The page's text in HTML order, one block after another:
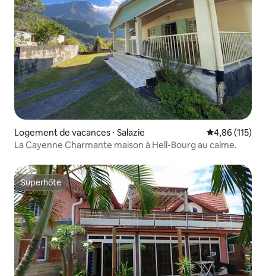
Logement de vacances ⋅ Salazie Évaluation
4,86 (115)
La Cayenne Charmante maison à Hell-Bourg au calme.
Superhôte
Superhôte